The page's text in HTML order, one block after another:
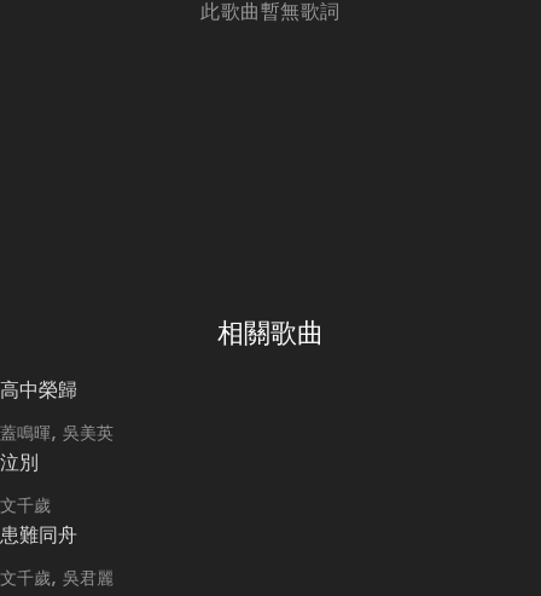
此歌曲暫無歌詞
相關歌曲
高中榮歸
蓋鳴暉 吳美英
泣別
文千歲
患難同舟
文千歲 吳君麗